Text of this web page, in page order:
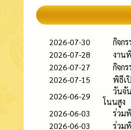
2026-07-30
กิจก
2026-07-28
งาน
2026-07-27
กิจก
2026-07-15
พิธีเ
2026-06-29
วันจั
โนนสูง
2026-06-03
ร่วม
2026-06-03
ร่วม